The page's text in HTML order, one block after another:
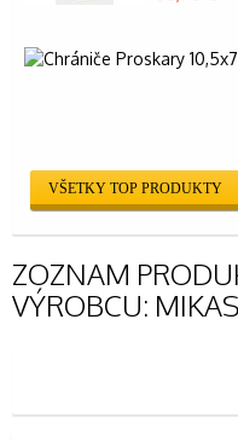
VŠETKY TOP PRODUKTY
ZOZNAM
VÝROBCU: